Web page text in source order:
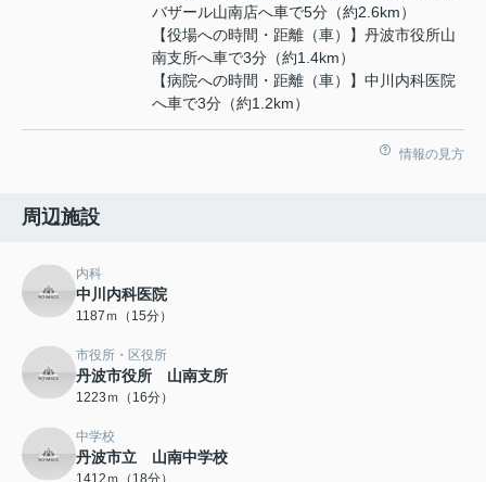
バザール山南店へ車で5分（約2.6km）
【役場への時間・距離（車）】丹波市役所山
南支所へ車で3分（約1.4km）
【病院への時間・距離（車）】中川内科医院
へ車で3分（約1.2km）
情報の見方
周辺施設
内科
中川内科医院
1187ｍ（15分）
市役所・区役所
丹波市役所 山南支所
1223ｍ（16分）
中学校
丹波市立 山南中学校
1412ｍ（18分）